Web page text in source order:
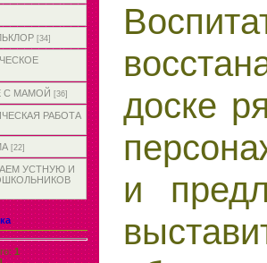
[34]
С МАМОЙ [36]
РАБОТА
[22]
УСТНУЮ И
1
доске
и